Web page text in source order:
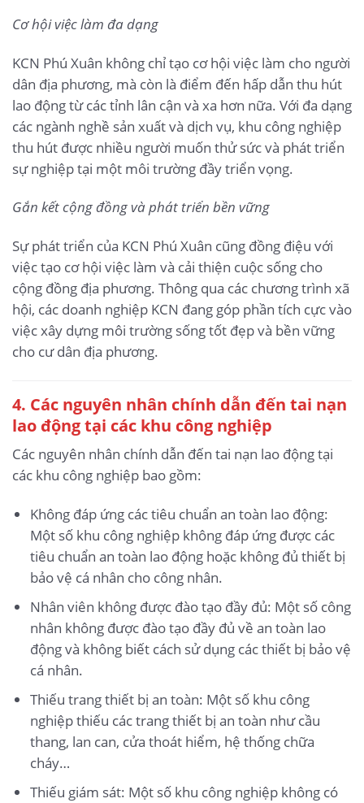
Cơ hội việc làm đa dạng
KCN Phú Xuân không chỉ tạo cơ hội việc làm cho người
dân địa phương, mà còn là điểm đến hấp dẫn thu hút
lao động từ các tỉnh lân cận và xa hơn nữa. Với đa dạng
các ngành nghề sản xuất và dịch vụ, khu công nghiệp
thu hút được nhiều người muốn thử sức và phát triển
sự nghiệp tại một môi trường đầy triển vọng.
Gắn kết cộng đồng và phát triển bền vững
Sự phát triển của KCN Phú Xuân cũng đồng điệu với
việc tạo cơ hội việc làm và cải thiện cuộc sống cho
cộng đồng địa phương. Thông qua các chương trình xã
hội, các doanh nghiệp KCN đang góp phần tích cực vào
việc xây dựng môi trường sống tốt đẹp và bền vững
cho cư dân địa phương.
4. Các nguyên nhân chính dẫn đến tai nạn
lao độngtại các khu công nghiệp
Các nguyên nhân chính dẫn đến tai nạn lao động tại
các khu công nghiệp bao gồm:
Không đáp ứng các tiêu chuẩn an toàn lao động:
Một số khu công nghiệp không đáp ứng được các
tiêu chuẩn an toàn lao động hoặc không đủ thiết bị
bảo vệ cá nhân cho công nhân.
Nhân viên không được đào tạo đầy đủ: Một số công
nhân không được đào tạo đầy đủ về an toàn lao
động và không biết cách sử dụng các thiết bị bảo vệ
cá nhân.
Thiếu trang thiết bị an toàn: Một số khu công
nghiệp thiếu các trang thiết bị an toàn như cầu
thang, lan can, cửa thoát hiểm, hệ thống chữa
cháy…
Thiếu giám sát: Một số khu công nghiệp không có